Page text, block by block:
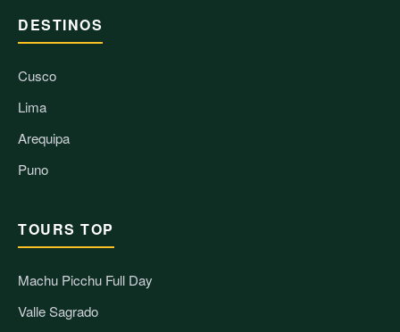
DESTINOS
Cusco
Lima
Arequipa
Puno
TOURS TOP
Machu Picchu Full Day
Valle Sagrado